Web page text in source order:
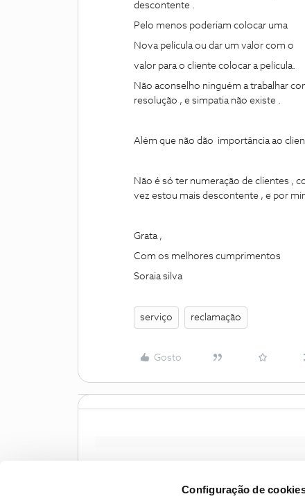
Configuração de
descontente .
Pelo menos poderiam colocar uma
Nova película ou dar um valor com o
valor para o cliente colocar a película.
Não aconselho ninguém a trabalhar
resolução , e simpatia não existe .
Além que não dão importância ao
Não é só ter numeração de clientes ,
vez estou mais descontente , e por
Grata ,
Com os melhores cumprimentos
Soraia silva
serviço reclamação
Gosto